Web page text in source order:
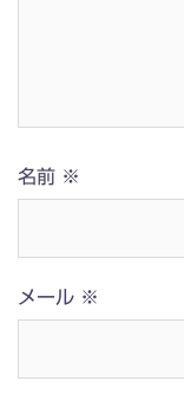
名前 ※
メール ※